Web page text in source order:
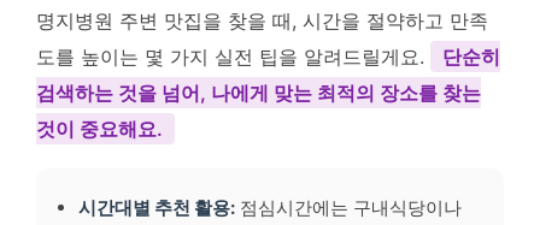
명지병원 주변 맛집을 찾을 때, 시간을 절약하고 만족
도를 높이는 몇 가지 실전 팁을 알려드릴게요.
단순히
검색하는 것을 넘어, 나에게 맞는 최적의 장소를 찾는
것이 중요해요.
시간대별 추천 활용: 점심시간에는 구내식당이나